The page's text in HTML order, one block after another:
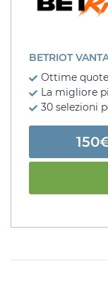
BETRIOT
Ottime
La migliore
30 selezioni